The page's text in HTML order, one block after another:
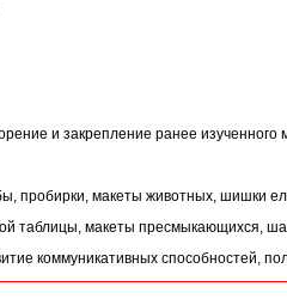
и закрепление ранее изученного
пробирки, макеты животных, шишки
таблицы, макеты пресмыкающихся,
коммуникативных способностей,